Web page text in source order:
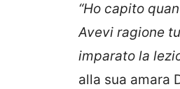
“Ho capito
Avevi ragione
imparato la
alla sua amara